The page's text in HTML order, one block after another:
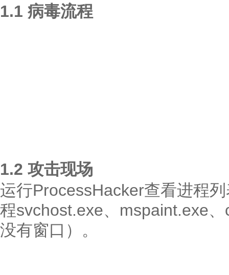
1.1 病毒流程
1.2 攻击现场
运行ProcessHacker查看进程
程svchost.exe、mspaint.exe
没有窗口）。